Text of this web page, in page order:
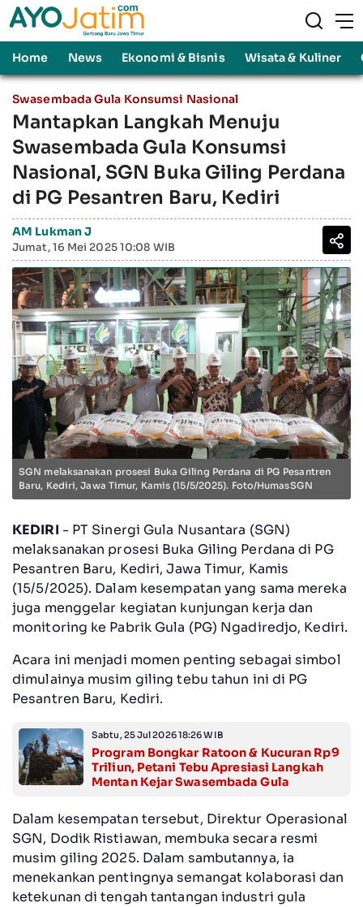
Home News Ekonomi & Bisnis Wisata & Kuliner
Swasembada Gula Konsumsi Nasional
Mantapkan Langkah Menuju
Swasembada Gula Konsumsi
Nasional, SGN Buka Giling Perdana
di PG Pesantren Baru, Kediri
AM Lukman J
Jumat, 16 Mei 2025 10:08 WIB
SGN melaksanakan prosesi Buka Giling Perdana di PG Pesantren
Baru, Kediri, Jawa Timur, Kamis (15/5/2025). Foto/HumasSGN
KEDIRI - PT Sinergi Gula Nusantara (SGN)
melaksanakan prosesi Buka Giling Perdana di PG
Pesantren Baru, Kediri, Jawa Timur, Kamis
(15/5/2025). Dalam kesempatan yang sama mereka
juga menggelar kegiatan kunjungan kerja dan
monitoring ke Pabrik Gula (PG) Ngadiredjo, Kediri.
Acara ini menjadi momen penting sebagai simbol
dimulainya musim giling tebu tahun ini di PG
Pesantren Baru, Kediri.
Sabtu, 25 Jul 2026 18:26 WIB
Program Bongkar Ratoon & Kucuran Rp9
Triliun, Petani Tebu Apresiasi Langkah
Mentan Kejar Swasembada Gula
Dalam kesempatan tersebut, Direktur Operasional
SGN, Dodik Ristiawan, membuka secara resmi
musim giling 2025. Dalam sambutannya, ia
menekankan pentingnya semangat kolaborasi dan
ketekunan di tengah tantangan industri gula